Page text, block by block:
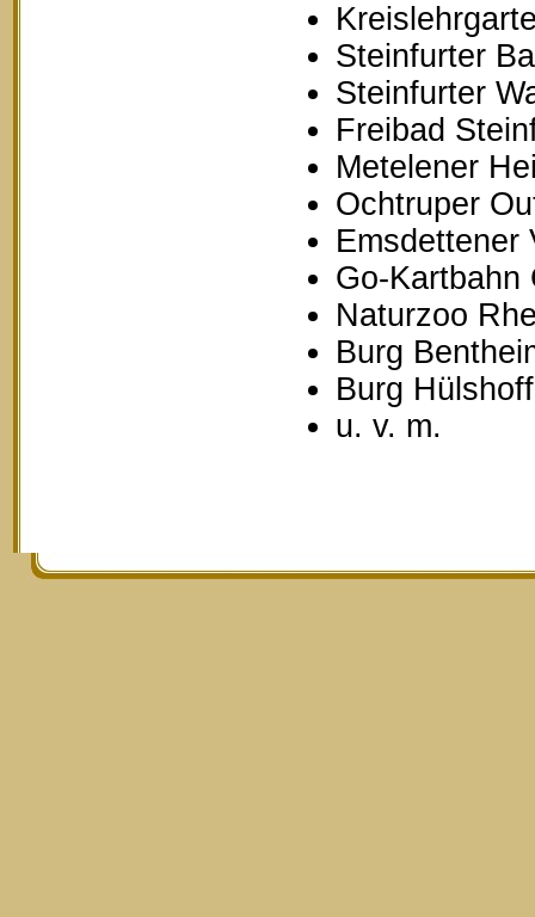
Steinfurter
Steinfurter
Freibad
Metelener
Ochtruper
Emsdettener
Go-Kartbahn
Naturzoo
Burg
Burg
u. v. m.